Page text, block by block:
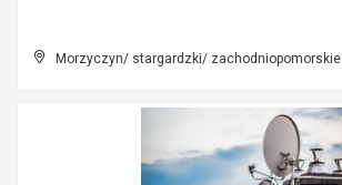
Morzyczyn/ stargardzki/ zachodniopomorskie